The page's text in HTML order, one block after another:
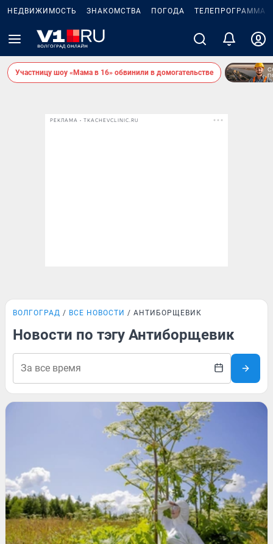
НЕДВИЖИМОСТЬ ЗНАКОМСТВА ПОГОДА ТЕЛЕПРОГРАММА
Участницу шоу «Мама в 16» обвинили в домогательстве
РЕКЛАМА • TKACHEVCLINIC.RU
ВОЛГОГРАД ВСЕ НОВОСТИ АНТИБОРЩЕВИК
Новости по тэгу Антиборщевик